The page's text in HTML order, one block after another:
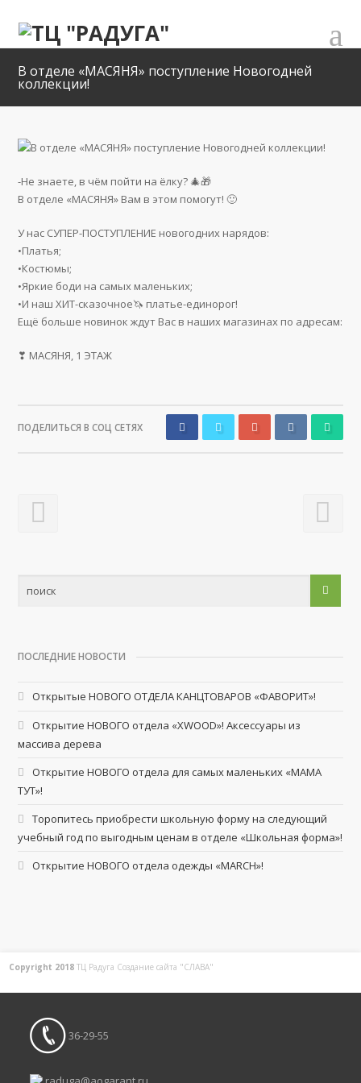
В отделе «МАСЯНЯ» поступление Новогодней
коллекции!
-Не знаете, в чём пойти на ёлку? 🎄🎁
В отделе «МАСЯНЯ» Вам в этом помогут! 🙂
У нас СУПЕР-ПОСТУПЛЕНИЕ новогодних нарядов:
•Платья;
•Костюмы;
•Яркие боди на самых маленьких;
•И наш ХИТ-сказочное🦄 платье-единорог!
Ещё больше новинок ждут Вас в наших магазинах по адресам:
❣ МАСЯНЯ, 1 ЭТАЖ
ПОДЕЛИТЬСЯ В СОЦ СЕТЯХ
ПОСЛЕДНИЕ НОВОСТИ
Открытые НОВОГО ОТДЕЛА КАНЦТОВАРОВ «ФАВОРИТ»!
Открытие НОВОГО отдела «XWOOD»! Аксессуары из
массива дерева
Открытие НОВОГО отдела для самых маленьких «МАМА
ТУТ»!
Торопитесь приобрести школьную форму на следующий
учебный год по выгодным ценам в отделе «Школьная форма»!
Открытие НОВОГО отдела одежды «MARCH»!
Copyright 2018 ТЦ Радуга Создание сайта "СЛАВА"
36-29-55